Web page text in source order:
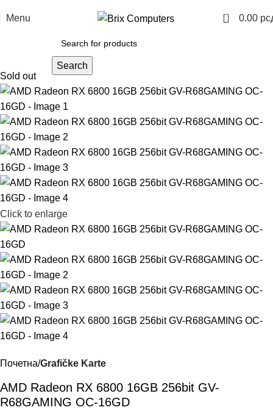
Menu 0 0.00
Search
Sold out
Click to enlarge
Почетна Grafičke Karte
AMD Radeon RX 6800 16GB 256bit GV-
R68GAMING OC-16GD